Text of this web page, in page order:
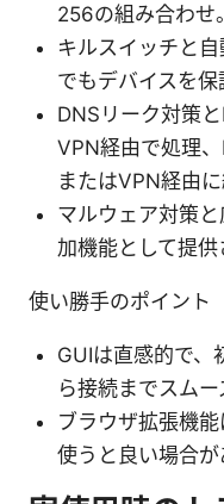
256の組み合わせ。
キルスイッチと
でもデバイスを保
DNSリーク対策
VPN経由で処理
またはVPN経由に
マルウェア対策
加機能として提供
使い勝手のポイント
GUIは直感的で、
ら接続までスムー
ブラウザ拡張機
使うと良い場合が